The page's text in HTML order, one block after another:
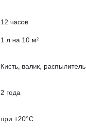
12 часов
1 л на 10 м²
Кисть, валик, распылитель.
2 года
при +20°С